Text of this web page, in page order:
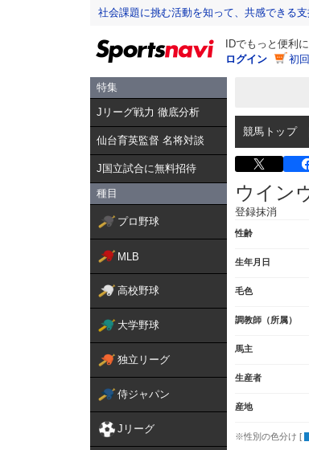
社会課題に挑む活動を知って、共感できる
IDでもっと便利に
ログイン
初
特集
Jリーグ戦力 徹底分析
仙台育英監督 名将対談
J国立試合に無料招待
種目
プロ野球
MLB
高校野球
大学野球
独立リーグ
侍ジャパン
Jリーグ
競馬トップ
ウイン
登録抹消
性齢
生年月日
毛色
調教師（所属）
馬主
生産者
産地
※性別の色分け [